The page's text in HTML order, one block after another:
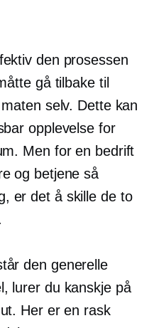
den prosessen
gå tilbake til
selv. Dette kan
opplevelse for
Men for en bedrift
og betjene så
er det å skille de to
den generelle
lurer du kanskje på
Her er en rask